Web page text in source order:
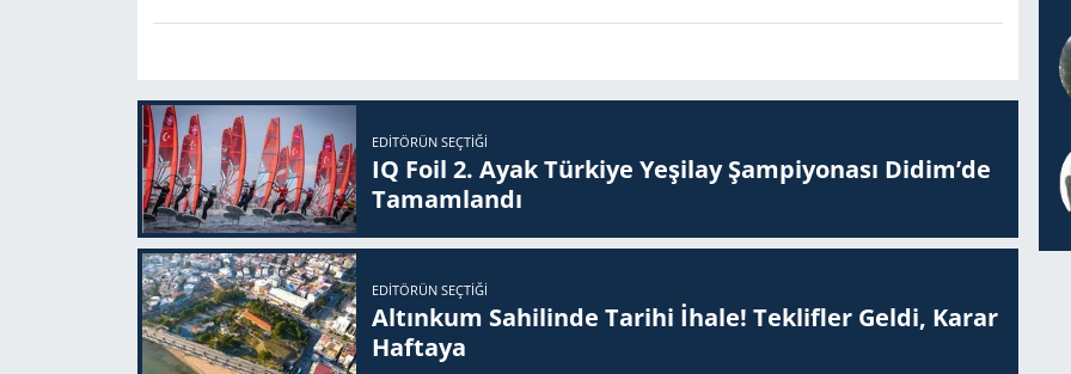
EDITÖRÜN SEÇTIĞI
IQ Foil 2. Ayak Tür­ki­ye Ye­şi­lay Şam­pi­yo­na­sı Didim’de
Ta­mam­lan­dı
EDITÖRÜN SEÇTIĞI
Altınkum Sahilinde Tarihi İhale! Teklifler Geldi, Karar
Haftaya